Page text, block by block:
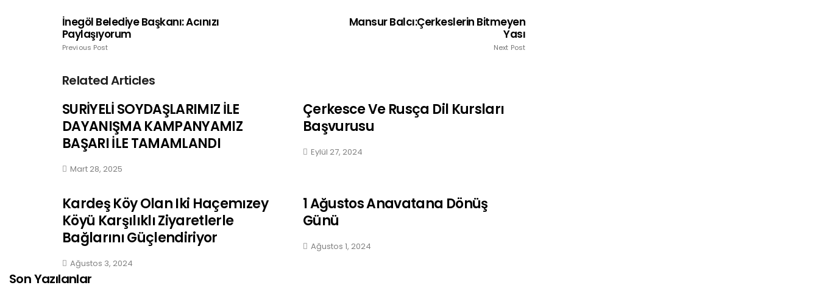
İnegöl Belediye Başkanı: Acınızı
Paylaşıyorum
Previous Post
Mansur Balcı:Çerkeslerin Bitmeyen
Yası
Next Post
Related Articles
SURİYELİ SOYDAŞLARIMIZ İLE
DAYANIŞMA KAMPANYAMIZ
BAŞARI İLE TAMAMLANDI
Mart 28, 2025
Çerkesce Ve Rusça Dil Kursları
Başvurusu
Eylül 27, 2024
Kardeş Köy Olan Iki Haçemızey
Köyü Karşılıklı Ziyaretlerle
Bağlarını Güçlendiriyor
Ağustos 3, 2024
1 Ağustos Anavatana Dönüş
Günü
Ağustos 1, 2024
Son Yazılanlar